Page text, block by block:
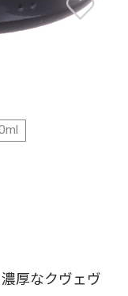
厚なクヴェヴ